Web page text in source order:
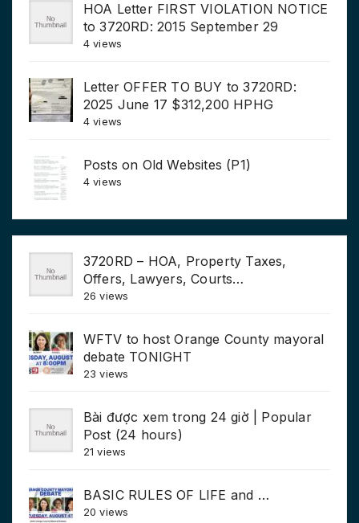
HOA Letter FIRST VIOLATION NOTICE
to 3720RD: 2015 September 29
4 views
Letter OFFER TO BUY to 3720RD:
2025 June 17 $312,200 HPHG
4 views
Posts on Old Websites (P1)
4 views
3720RD – HOA, Property Taxes,
Offers, Lawyers, Courts…
26 views
WFTV to host Orange County mayoral
debate TONIGHT
23 views
Bài được xem trong 24 giờ | Popular
Post (24 hours)
21 views
BASIC RULES OF LIFE and …
20 views